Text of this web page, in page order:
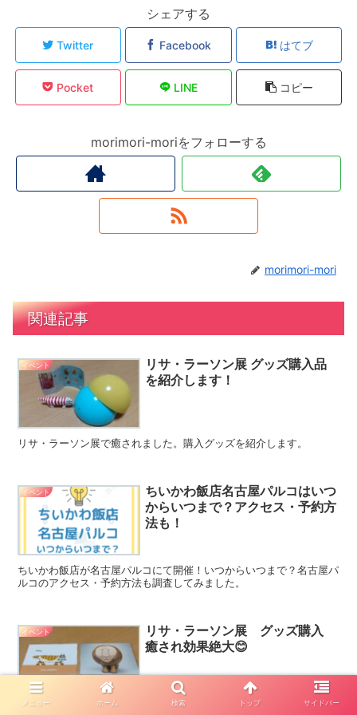
シェアする
Twitter Facebook はてブ
Pocket LINE コピー
morimori-moriをフォローする
morimori-mori
関連記事
イベント
リサ・ラーソン展 グッズ購入品
を紹介します！
リサ・ラーソン展で癒されました。購入グッズを紹介します。
イベント
ちいかわ飯店名古屋パルコはいつ
からいつまで？アクセス・予約方
法も！
ちいかわ飯店が名古屋パルコにて開催！いつからいつまで？名古屋パ
ルコのアクセス・予約方法も調査してみました。
イベント
リサ・ラーソン展 グッズ購入
癒され効果絶大😊
DSC_0286 ごきげんよう、もりりんです。先日、スウェーデンの陶
メニュー ホーム 検索 トップ サイドバー